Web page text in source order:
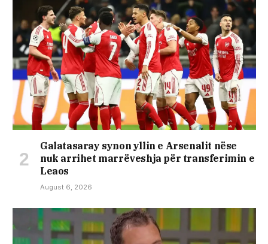
Galatasaray synon yllin e Arsenalit nëse
nuk arrihet marrëveshja për transferimin e
Leaos
August 6, 2026